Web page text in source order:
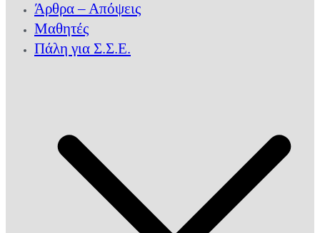
Άρθρα – Απόψεις
Μαθητές
Πάλη για Σ.Σ.Ε.